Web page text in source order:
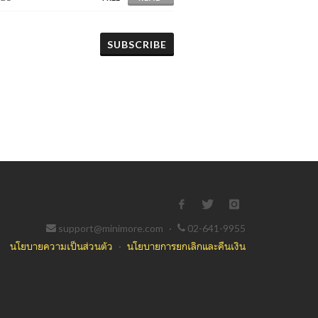
SUBSCRIBE
support@minimore.com ·
02-641-9955
นโยบายความเป็นส่วนตัว · นโยบายการยกเลิกและคืนเงิน